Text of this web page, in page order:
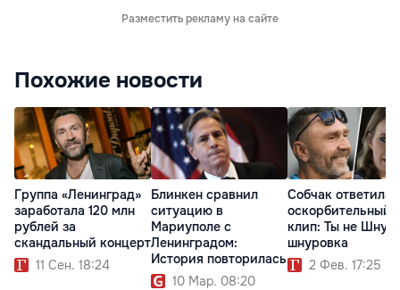
Разместить рекламу на сайте
Похожие новости
Группа «Ленинград»
заработала 120 млн
рублей за
скандальный концерт
11 Сен. 18:24
Блинкен сравнил
ситуацию в
Мариуполе с
Ленинградом:
История повторилась
10 Мар. 08:20
Собчак ответила
оскорбительный
клип: Ты не
шнуровка
2 Фев. 17:25